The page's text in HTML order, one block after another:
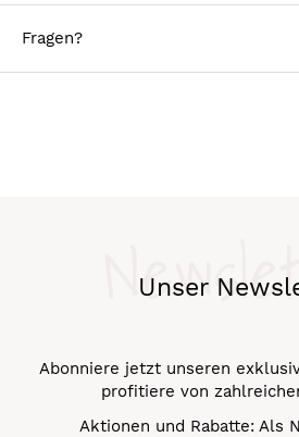
Fragen?
Unser
Abonniere jetzt unseren
profitiere von
Aktionen und Rabatte: Als